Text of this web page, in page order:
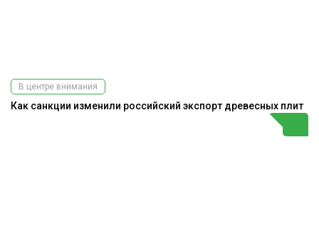
В центре внимания
Как санкции изменили российский экспорт древесных плит